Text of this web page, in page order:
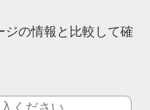
ジの情報と比較して確